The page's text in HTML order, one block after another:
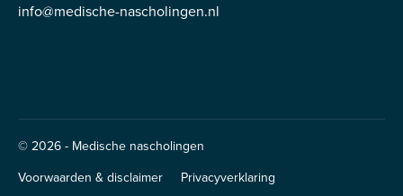
info@medische-nascholingen.nl
© 2026 - Medische nascholingen
Voorwaarden & disclaimer Privacyverklaring